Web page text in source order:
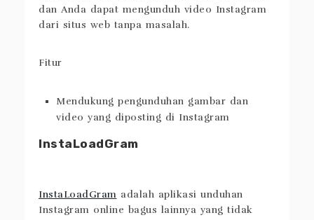
pengunduhan Instagram yang juga gratis untuk
digunakan, cukup salin dan tempel tautannya
video yang diposting di Instagram